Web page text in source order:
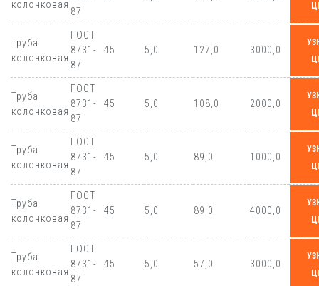
колонковая
87
Труба
колонковая
ГОСТ
8731-
87
45 5,0 127,0 3000,0
Труба
колонковая
ГОСТ
8731-
87
45 5,0 108,0 2000,0
Труба
колонковая
ГОСТ
8731-
87
45 5,0 89,0 1000,0
Труба
колонковая
ГОСТ
8731-
87
45 5,0 89,0 4000,0
Труба
колонковая
ГОСТ
8731-
87
45 5,0 57,0 3000,0